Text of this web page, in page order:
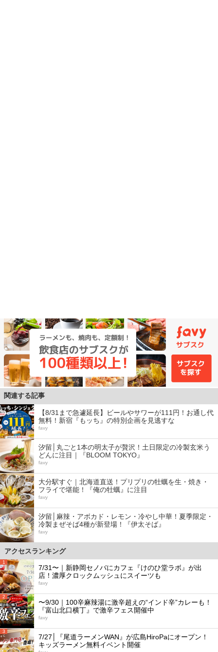
関連する記事
【8/31まで急遽延長】ビールやサワーが111円！お通し代
無料！新宿『もッち』の特別企画を見逃すな
favy
汐留│丸ごと1本の明太子が贅沢！土日限定の冷製玄米う
どんに注目｜『BLOOM TOKYO』
favy
大分駅すぐ｜北海道直送！プリプリの牡蠣を生・焼き・
フライで堪能！『俺の牡蠣』に注目
favy
汐留│麻辣・アボカド・レモン・冷やし中華！夏季限定・
冷製まぜそば4種が新登場！『伊太そば』
favy
アクセスランキング
1
7/31〜｜新静岡セノバにカフェ『けのひ堂ラボ』が出
店！濃厚クロックムッシュにスイーツも
favy
2
〜9/30｜100辛麻辣湯に激辛超えの“インド辛”カレーも！
『富山北口横丁』で激辛フェス開催中
favy
3
7/27│『尾道ラーメンWAN』が広島HiroPaにオープン！
キッズラーメン無料イベント開催